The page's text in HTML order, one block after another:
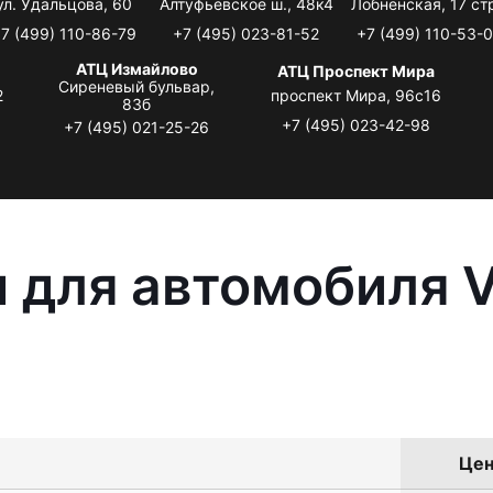
(499) 110-86-79
+7 (495) 023-81-52
+7 (499) 110-53-
АТЦ Измайлово
Сиреневый бульвар,
83б
+7 (495) 021-25-26
АТЦ Проспект Мира
проспект Мира, 96с16
+7 (495) 023-42-98
автомобиля